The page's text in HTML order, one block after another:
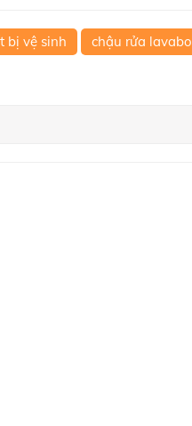
bị vệ sinh
chậu rửa lavabo